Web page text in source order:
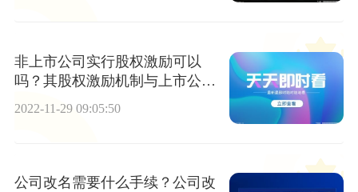
非上市公司实行股权激励可以
吗？其股权激励机制与上市公司
相比有哪些差异？
2022-11-29 09:05:50
公司改名需要什么手续？公司改